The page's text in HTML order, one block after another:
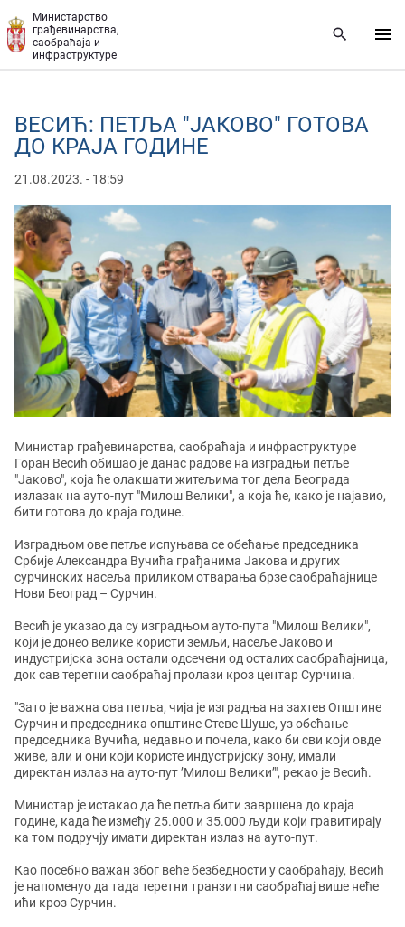
Министарство
грађевинарства,
саобраћаја и
инфраструктуре
ВЕСИЋ: ПЕТЉА "ЈАКОВО" ГОТОВА
ДО КРАЈА ГОДИНЕ
21.08.2023. - 18:59
Министар грађевинарства, саобраћаја и инфраструктуре
Горан Весић обишао је данас радове на изградњи петље
"Јаково", која ће олакшати житељима тог дела Београда
излазак на ауто-пут "Милош Велики", а која ће, како је најавио,
бити готова до краја године.
Изградњом ове петље испуњава се обећање председника
Србије Александра Вучића грађанима Јакова и других
сурчинских насеља приликом отварања брзе саобраћајнице
Нови Београд – Сурчин.
Весић је указао да су изградњом ауто-пута "Милош Велики",
који је донео велике користи земљи, насеље Јаково и
индустријска зона остали одсечени од осталих саобраћајница,
док сав теретни саобраћај пролази кроз центар Сурчина.
"Зато је важна ова петља, чија је изградњa на захтев Општине
Сурчин и председника општине Стеве Шуше, уз обећање
председника Вучића, недавно и почела, како би сви који овде
живе, али и они који користе индустријску зону, имали
директан излаз на ауто-пут ’Милош Велики’", рекао је Весић.
Министар је истакао да ће петља бити завршена до краја
године, када ће између 25.000 и 35.000 људи који гравитирају
ка том подручју имати директан излаз на ауто-пут.
Као посебно важан због веће безбедности у саобраћају, Весић
је напоменуо да тада теретни транзитни саобраћај више неће
ићи кроз Сурчин.